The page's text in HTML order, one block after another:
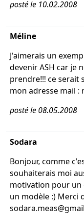
posté le 10.02.2008
Méline
J'aimerais un
devenir ASH car je
prendre!!! ce serait
mon adresse mail :
posté le 08.05.2008
Sodara
Bonjour, comme
souhaiterais moi
motivation pour un
un modèle :) Merci